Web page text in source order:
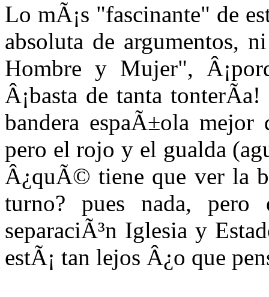
Lo mÃ¡s "fascinante" de
absoluta de argumentos,
Hombre y Mujer",
Â¡basta de tanta
bandera espaÃ±ola
pero el rojo y el gualda
Â¿quÃ© tiene que ver la
turno? pues nada,
separaciÃ³n Iglesia y
estÃ¡ tan lejos Â¿o que